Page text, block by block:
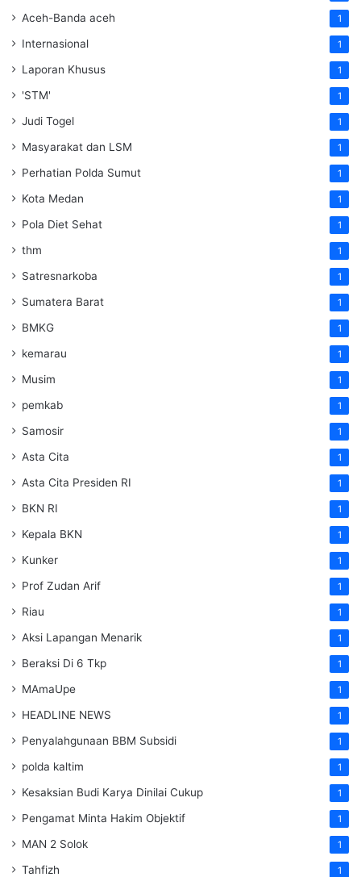
Aceh-Banda aceh 1
Internasional 1
Laporan Khusus 1
'STM' 1
Judi Togel 1
Masyarakat dan LSM 1
Perhatian Polda Sumut 1
Kota Medan 1
Pola Diet Sehat 1
thm 1
Satresnarkoba 1
Sumatera Barat 1
BMKG 1
kemarau 1
Musim 1
pemkab 1
Samosir 1
Asta Cita 1
Asta Cita Presiden RI 1
BKN RI 1
Kepala BKN 1
Kunker 1
Prof Zudan Arif 1
Riau 1
Aksi Lapangan Menarik 1
Beraksi Di 6 Tkp 1
MAmaUpe 1
HEADLINE NEWS 1
Penyalahgunaan BBM Subsidi 1
polda kaltim 1
Kesaksian Budi Karya Dinilai Cukup 1
Pengamat Minta Hakim Objektif 1
MAN 2 Solok 1
Tahfizh 1